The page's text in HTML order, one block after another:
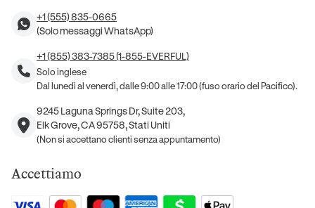
+1 (555) 835-0665
(Solo messaggi WhatsApp)
+1 (855) 383-7385 (1-855-EVERFUL)
Solo inglese
Dal lunedì al venerdì, dalle 9:00 alle 17:00 (fuso orario del Pacifico).
9245 Laguna Springs Dr, Suite 203,
Elk Grove, CA 95758, Stati Uniti
(Non si accettano clienti senza appuntamento)
Accettiamo